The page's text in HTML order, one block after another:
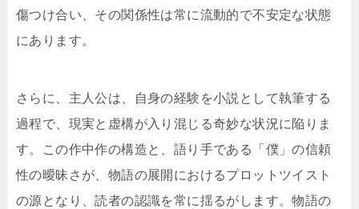
傷つけ合い、その関係性は常に流動的で不安定な状態
にあります。
さらに、主人公は、自身の経験を小説として執筆する
過程で、現実と虚構が入り混じる奇妙な状況に陥りま
す。この作中作の構造と、語り手である「僕」の信頼
性の曖昧さが、物語の展開におけるプロットツイスト
の源となり、読者の認識を常に揺るがします。物語の